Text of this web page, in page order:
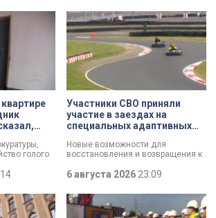
голого
страшное
назад он
на улице
за
Участники СВО приняли
участие в заездах на
специальных адаптивных
Новые возможности для
восстановления и возвращения к
фонда «СВОй дом» в Петербурге
встретились с участниками
специальной военной операции,
которые сейчас проходят курс
реабилитации. Главным событием
6 августа 2026 23:09